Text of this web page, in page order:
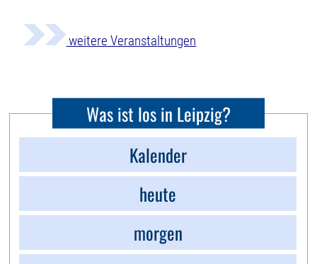
weitere Veranstaltungen
Was ist los in Leipzig?
Kalender
heute
morgen